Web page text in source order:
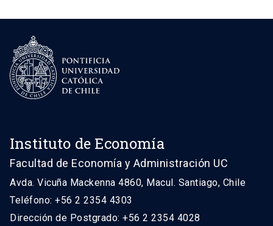
Instituto de Economía
Facultad de Economía y Administración UC
Avda. Vicuña Mackenna 4860, Macul. Santiago, Chile
Teléfono: +56 2 2354 4303
Dirección de Postgrado: +56 2 2354 4028